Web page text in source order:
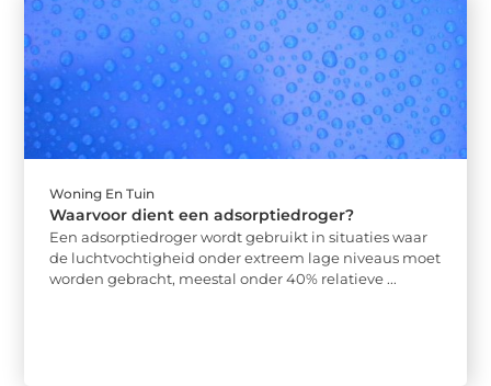
Woning En Tuin
Waarvoor dient een adsorptiedroger?
Een adsorptiedroger wordt gebruikt in situaties waar
de luchtvochtigheid onder extreem lage niveaus moet
worden gebracht, meestal onder 40% relatieve ...